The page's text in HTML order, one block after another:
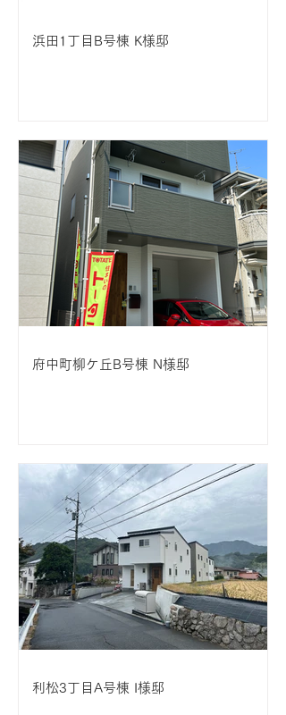
浜田1丁目B号棟 K様邸
府中町柳ケ丘B号棟 N様邸
利松3丁目A号棟 I様邸